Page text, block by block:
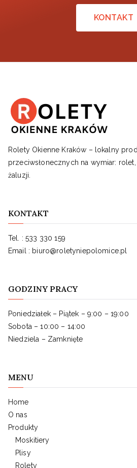
KONTAKT
Rolety Okienne Kraków – lokalny
przeciwsłonecznych na wymiar:
żaluzji.
KONTAKT
Tel. :533 330 159
Email : biuro@roletyniepolomice.pl
GODZINY PRACY
Poniedziałek – Piątek – 9:00 – 19:00
Sobota – 10:00 – 14:00
Niedziela – Zamknięte
MENU
Home
O nas
Produkty
Moskitiery
Plisy
Rolety